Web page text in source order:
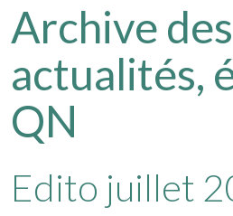
Archive des
actualités,
QN
Edito juillet